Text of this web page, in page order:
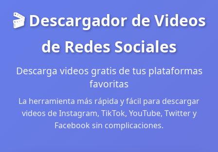
🎬 Descargador de Videos
de Redes Sociales
Descarga videos gratis de tus plataformas
favoritas
La herramienta más rápida y fácil para descargar
videos de Instagram, TikTok, YouTube, Twitter y
Facebook sin complicaciones.